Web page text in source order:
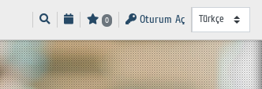
0 Oturum Aç